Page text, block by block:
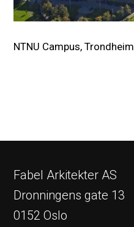
NTNU Campus, Trondheim
Fabel Arkitekter AS
Dronningens gate 13
0152 Oslo